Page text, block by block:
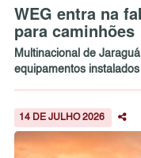
WEG entra na
para caminhões
Multinacional de
equipamentos
14 DE JULHO 2026